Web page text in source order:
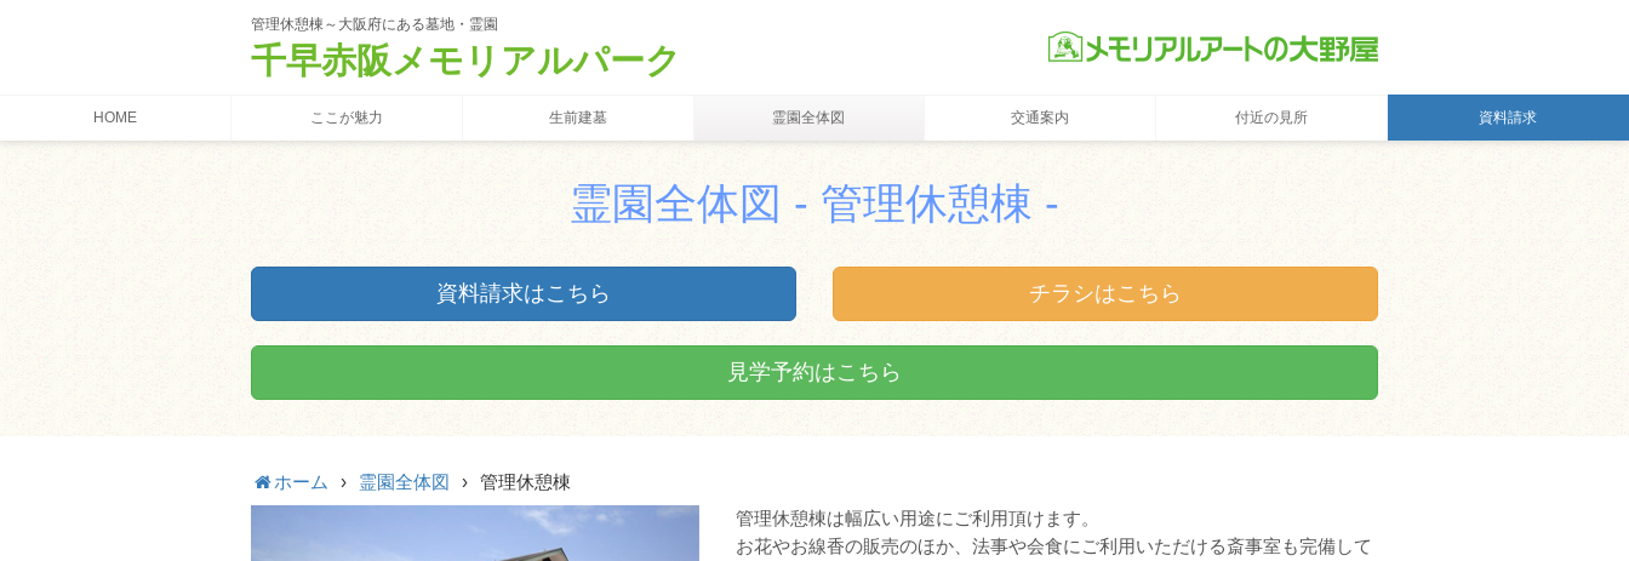
管理休憩棟～大阪府にある墓地・霊園
千早赤阪メモリアルパーク
HOME ここが魅力 生前建墓 霊園全体図 交通案内 付近の見所 資料請求
霊園全体図 - 管理休憩棟 -
資料請求はこちら チラシはこちら
見学予約はこちら
ホーム › 霊園全体図 ›
管理休憩棟
管理休憩棟は幅広い用途にご利用頂けます。
お花やお線香の販売のほか、法事や会食にご利用いただける斎事室も完備して